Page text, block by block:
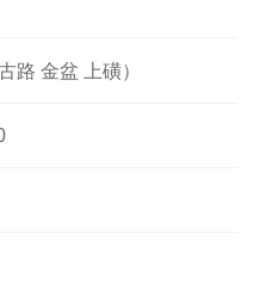
路 金盆 上磺）